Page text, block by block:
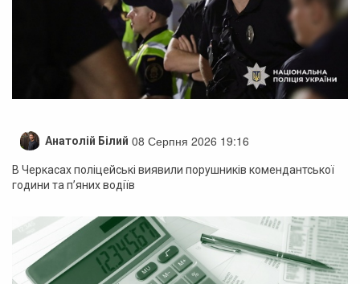
Анатолій Білий 08 Серпня 2026 19:16
В Черкасах поліцейські виявили порушників комендантської
години та п’яних водіїв